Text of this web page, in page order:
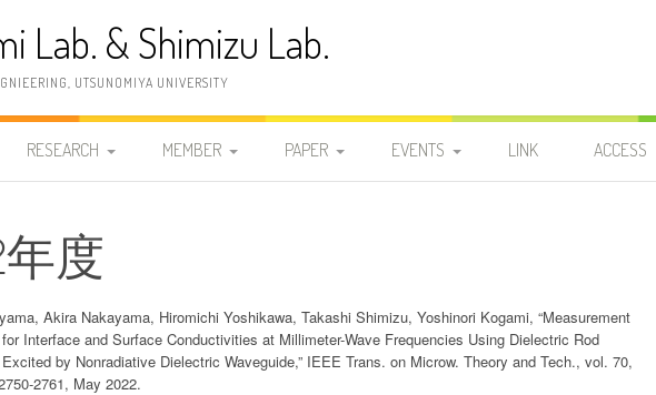
Lab. & Shimizu Lab.
UTSUNOMIYA UNIVERSITY
清水研究室
古神研究室 案
RESEARCH
研究内容
研究設備
MEMBER
MASTER 2
MASTER 1
清水研 MASTER 2
MASTER 1
OB
PAPER
2015-2019
2010-2014
2020-2024
2015-2019
EVENTS
2023
2022
2015-2019 2019
2018
2010-2014 2014
LINK ACCESS
度
Akira Nakayama, Hiromichi Yoshikawa, Takashi Shimizu, Yoshinori Kogami, “Measurement
Interface and Surface Conductivities at Millimeter-Wave Frequencies Using Dielectric Rod
by Nonradiative Dielectric Waveguide,” IEEE Trans. on Microw. Theory and Tech., vol. 70,
2761, May 2022.